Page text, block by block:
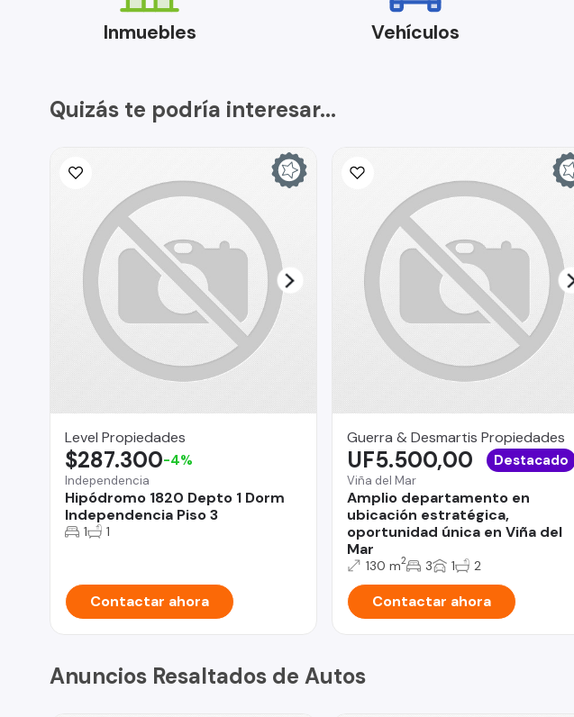
Inmuebles Vehículos
Quizás te podría interesar...
Level Propiedades
Independencia
Hipódromo 1820 Depto 1 Dorm
Independencia Piso 3
$287.300-4%
1 1
Contactar ahora
Guerra & Desmartis Propiedades
Viña del Mar
Amplio departamento en
ubicación estratégica,
oportunidad única en Viña del
Mar
UF5.500,00 Destacado
130 m2 3 1 2
Contactar ahora
Anuncios Resaltados de Autos